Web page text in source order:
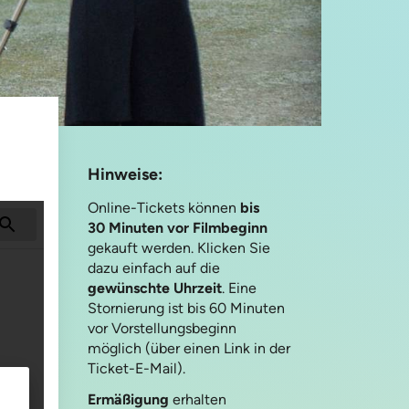
Hinweise:
Online-Tickets können bis
30 Minuten vor Filmbeginn
gekauft werden. Klicken Sie
dazu einfach auf die
gewünschte Uhrzeit. Eine
Stornierung ist bis 60 Minuten
vor Vorstellungsbeginn
möglich (über einen Link in der
Ticket-E-Mail).
Ermäßigung erhalten